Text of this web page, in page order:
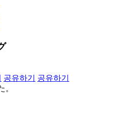
공유하기
공유하기
。